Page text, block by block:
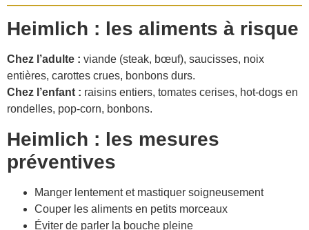
Heimlich : les aliments à risque
Chez l’adulte : viande (steak, bœuf), saucisses, noix
entières, carottes crues, bonbons durs.
Chez l’enfant : raisins entiers, tomates cerises, hot-dogs en
rondelles, pop-corn, bonbons.
Heimlich : les mesures
préventives
Manger lentement et mastiquer soigneusement
Couper les aliments en petits morceaux
Éviter de parler la bouche pleine